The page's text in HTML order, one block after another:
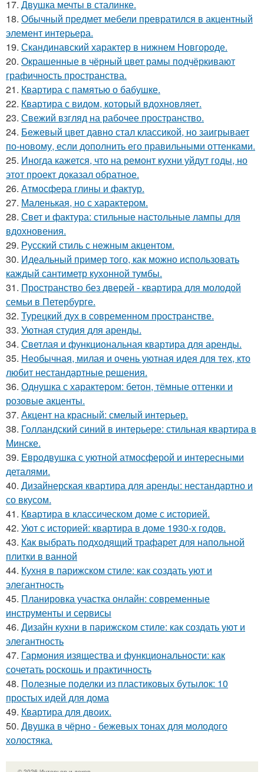
17. Двушка мечты в сталинке.
18. Обычный предмет мебели превратился в акцентный
элемент интерьера.
19. Скандинавский характер в нижнем Новгороде.
20. Окрашенные в чёрный цвет рамы подчёркивают
графичность пространства.
21. Квартира с памятью о бабушке.
22. Квартира с видом, который вдохновляет.
23. Свежий взгляд на рабочее пространство.
24. Бежевый цвет давно стал классикой, но заигрывает
по-новому, если дополнить его правильными оттенками.
25. Иногда кажется, что на ремонт кухни уйдут годы, но
этот проект доказал обратное.
26. Атмосфера глины и фактур.
27. Маленькая, но с характером.
28. Свет и фактура: стильные настольные лампы для
вдохновения.
29. Русский стиль с нежным акцентом.
30. Идеальный пример того, как можно использовать
каждый сантиметр кухонной тумбы.
31. Пространство без дверей - квартира для молодой
семьи в Петербурге.
32. Турецкий дух в современном пространстве.
33. Уютная студия для аренды.
34. Светлая и функциональная квартира для аренды.
35. Необычная, милая и очень уютная идея для тех, кто
любит нестандартные решения.
36. Однушка с характером: бетон, тёмные оттенки и
розовые акценты.
37. Акцент на красный: смелый интерьер.
38. Голландский синий в интерьере: стильная квартира в
Минске.
39. Евродвушка с уютной атмосферой и интересными
деталями.
40. Дизайнерская квартира для аренды: нестандартно и
со вкусом.
41. Квартира в классическом доме с историей.
42. Уют с историей: квартира в доме 1930-х годов.
43. Как выбрать подходящий трафарет для напольной
плитки в ванной
44. Кухня в парижском стиле: как создать уют и
элегантность
45. Планировка участка онлайн: современные
инструменты и сервисы
46. Дизайн кухни в парижском стиле: как создать уют и
элегантность
47. Гармония изящества и функциональности: как
сочетать роскошь и практичность
48. Полезные поделки из пластиковых бутылок: 10
простых идей для дома
49. Квартира для двоих.
50. Двушка в чёрно - бежевых тонах для молодого
холостяка.